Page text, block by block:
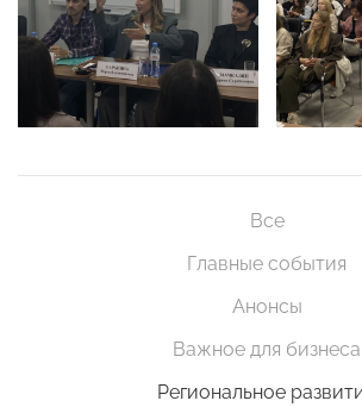
Все
Главные события
Анонсы
Важное для бизнеса
Региональное